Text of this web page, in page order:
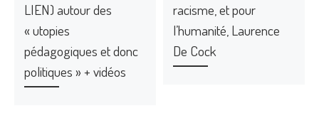
LIEN) autour des
« utopies
pédagogiques et donc
politiques » + vidéos
racisme, et pour
l’humanité, Laurence
De Cock